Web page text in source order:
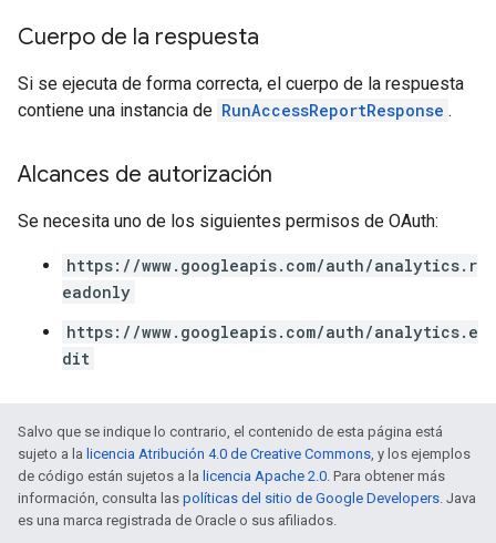
Cuerpo de la respuesta
Si se ejecuta de forma correcta, el cuerpo de la respuesta
contiene una instancia de RunAccessReportResponse .
Alcances de autorización
Se necesita uno de los siguientes permisos de OAuth:
https://www.googleapis.com/auth/analytics.r
eadonly
https://www.googleapis.com/auth/analytics.e
dit
Salvo que se indique lo contrario, el contenido de esta página está
sujeto a la licencia Atribución 4.0 de Creative Commons, y los ejemplos
de código están sujetos a la licencia Apache 2.0. Para obtener más
información, consulta las políticas del sitio de Google Developers. Java
es una marca registrada de Oracle o sus afiliados.